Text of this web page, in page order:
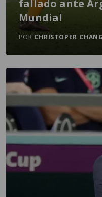
fallado ante
Mundial
POR CHRISTOPER CHANG